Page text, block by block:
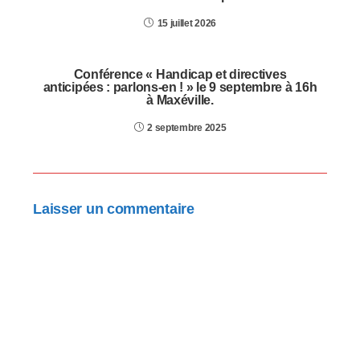
15 juillet 2026
Conférence « Handicap et directives
anticipées : parlons-en ! » le 9 septembre à 16h
à Maxéville.
2 septembre 2025
Laisser un commentaire